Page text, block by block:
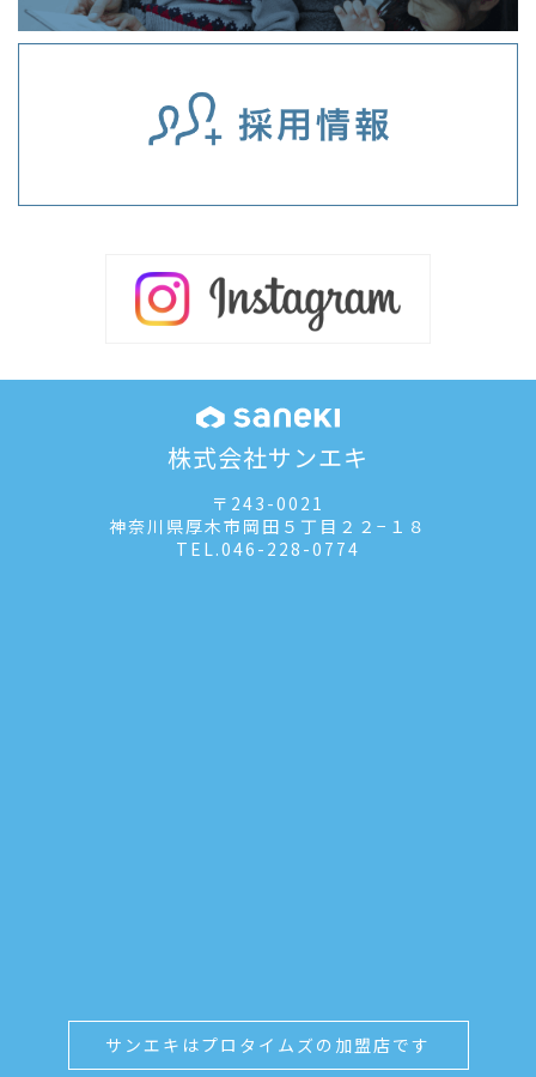
株式会社サンエキ
〒243-0021
神奈川県厚木市岡田５丁目２２−１８
TEL.046-228-0774
サンエキはプロタイムズの加盟店です